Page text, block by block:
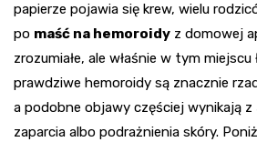
papierze pojawia się krew, wielu
po maść na hemoroidy z domowej
zrozumiałe, ale właśnie w tym miejscu
prawdziwe hemoroidy są znacznie
a podobne objawy częściej wynikają z
zaparcia albo podrażnienia skóry.